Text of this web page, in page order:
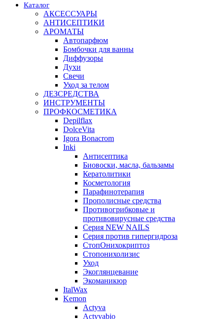
Каталог
АКСЕССУАРЫ
АНТИСЕПТИКИ
АРОМАТЫ
Автопарфюм
Бомбочки для ванны
Диффузоры
Духи
Свечи
Уход за телом
ДЕЗСРЕДСТВА
ИНСТРУМЕНТЫ
ПРОФКОСМЕТИКА
Depilflax
DolceVita
Igora Bonacrom
Inki
Антисептика
Биовоски, масла, бальзамы
Кератолитики
Косметология
Парафинотерапия
Прополисные средства
Противогрибковые и
противовирусные средства
Серия NEW NAILS
Серия против гипергидроза
СтопОнихокриптоз
Стопонихолизис
Уход
Экоглянцевание
Экоманикюр
ItalWax
Kemon
Actyva
Actyvabio